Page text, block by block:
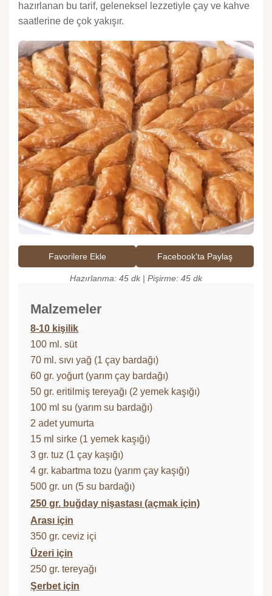
hazırlanan bu tarif, geleneksel lezzetiyle çay ve kahve
saatlerine de çok yakışır.
Favorilere Ekle Facebook'ta Paylaş
Hazırlanma: 45 dk | Pişirme: 45 dk
Malzemeler
8-10 kişilik
100 ml. süt
70 ml. sıvı yağ (1 çay bardağı)
60 gr. yoğurt (yarım çay bardağı)
50 gr. eritilmiş tereyağı (2 yemek kaşığı)
100 ml su (yarım su bardağı)
2 adet yumurta
15 ml sirke (1 yemek kaşığı)
3 gr. tuz (1 çay kaşığı)
4 gr. kabartma tozu (yarım çay kaşığı)
500 gr. un (5 su bardağı)
250 gr. buğday nişastası (açmak için)
Arası için
350 gr. ceviz içi
Üzeri için
250 gr. tereyağı
Şerbet için